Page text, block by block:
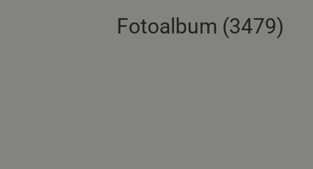
Fotoalbum (3479)